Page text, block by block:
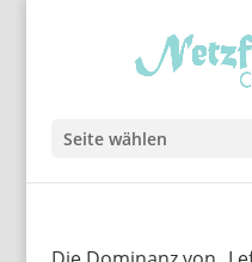
Seite wählen